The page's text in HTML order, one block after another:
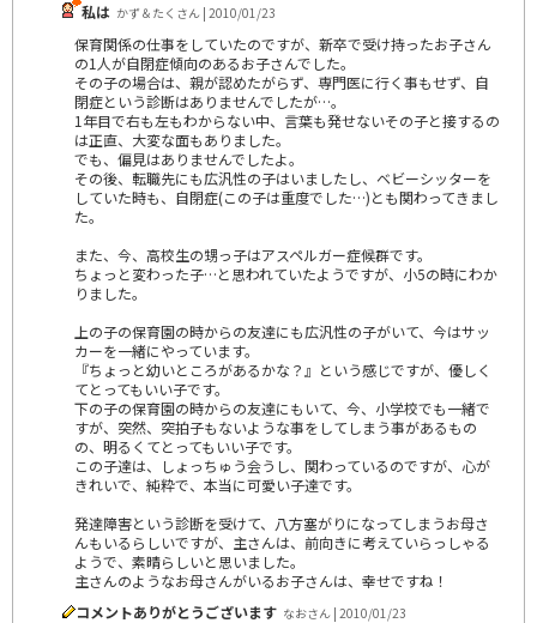
私は かず＆たくさん | 2010/01/23
保育関係の仕事をしていたのですが、新卒で受け持ったお子さん
の1人が自閉症傾向のあるお子さんでした。
その子の場合は、親が認めたがらず、専門医に行く事もせず、自
閉症という診断はありませんでしたが…。
1年目で右も左もわからない中、言葉も発せないその子と接するの
は正直、大変な面もありました。
でも、偏見はありませんでしたよ。
その後、転職先にも広汎性の子はいましたし、ベビーシッターを
していた時も、自閉症(この子は重度でした…)とも関わってきまし
た。
また、今、高校生の甥っ子はアスペルガー症候群です。
ちょっと変わった子…と思われていたようですが、小5の時にわか
りました。
上の子の保育園の時からの友達にも広汎性の子がいて、今はサッ
カーを一緒にやっています。
『ちょっと幼いところがあるかな？』という感じですが、優しく
てとってもいい子です。
下の子の保育園の時からの友達にもいて、今、小学校でも一緒で
すが、突然、突拍子もないような事をしてしまう事があるもの
の、明るくてとってもいい子です。
この子達は、しょっちゅう会うし、関わっているのですが、心が
きれいで、純粋で、本当に可愛い子達です。
発達障害という診断を受けて、八方塞がりになってしまうお母さ
んもいるらしいですが、主さんは、前向きに考えていらっしゃる
ようで、素晴らしいと思いました。
主さんのようなお母さんがいるお子さんは、幸せですね！
コメントありがとうございます なおさん | 2010/01/23